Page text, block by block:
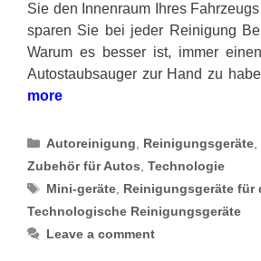
Sie den Innenraum Ihres
sparen Sie bei jeder Reinigung
Warum es besser ist, immer
Autostaubsauger zur Hand zu
more
Categories
Autoreinigung Reinigungsgeräte
Zubehör für Autos Technologie
Tags
Mini-geräte Reinigungsgeräte für
Technologische Reinigungsgeräte
Leave a comment